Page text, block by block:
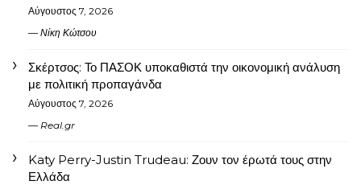
Αύγουστος 7, 2026
Νίκη Κώτσου
Σκέρτσος: Το ΠΑΣΟΚ υποκαθιστά την οικονομική ανάλυση
με πολιτική προπαγάνδα
Αύγουστος 7, 2026
Real.gr
Katy Perry-Justin Trudeau: Ζουν τον έρωτά τους στην
Ελλάδα